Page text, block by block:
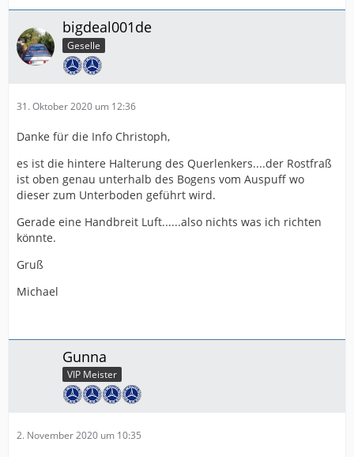
bigdeal001de
Geselle
31. Oktober 2020 um 12:36
Danke für die Info Christoph,
es ist die hintere Halterung des Querlenkers....der Rostfraß
ist oben genau unterhalb des Bogens vom Auspuff wo
dieser zum Unterboden geführt wird.
Gerade eine Handbreit Luft......also nichts was ich richten
könnte.
Gruß
Michael
Gunna
VIP Meister
2. November 2020 um 10:35